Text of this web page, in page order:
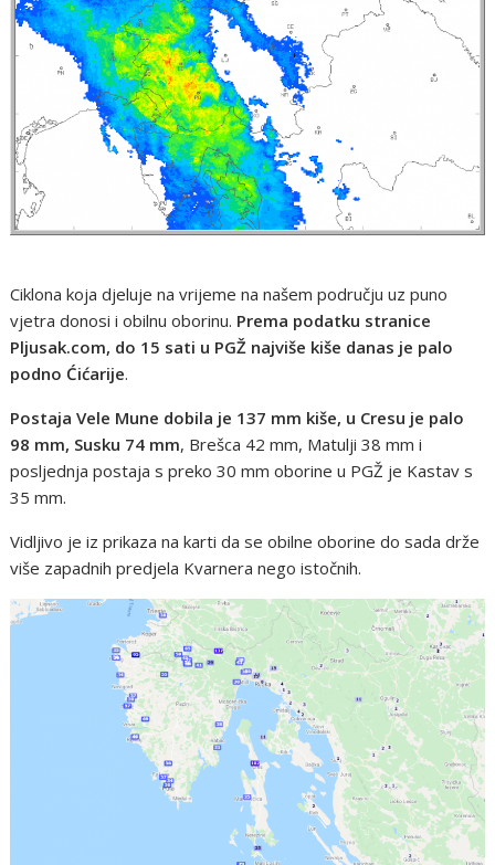
Ciklona koja djeluje na vrijeme na našem području uz puno
vjetra donosi i obilnu oborinu. Prema podatku stranice
Pljusak.com, do 15 sati u PGŽ najviše kiše danas je palo
podno Ćićarije.
Postaja Vele Mune dobila je 137 mm kiše, u Cresu je palo
98 mm, Susku 74 mm, Brešca 42 mm, Matulji 38 mm i
posljednja postaja s preko 30 mm oborine u PGŽ je Kastav s
35 mm.
Vidljivo je iz prikaza na karti da se obilne oborine do sada drže
više zapadnih predjela Kvarnera nego istočnih.